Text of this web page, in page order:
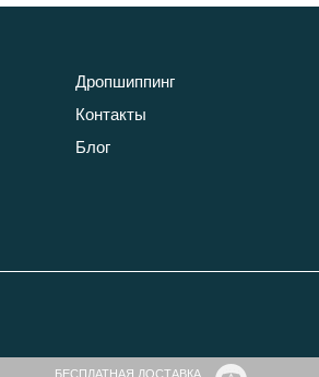
Дропшиппинг
Контакты
Блог
БЕСПЛАТНАЯ ДОСТАВКА